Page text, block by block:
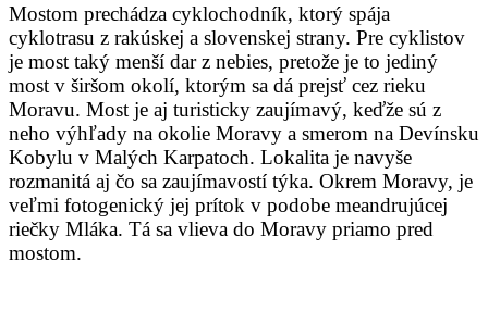
Mostom prechádza cyklochodník, ktorý spája
cyklotrasu z rakúskej a slovenskej strany. Pre cyklistov
je most taký menší dar z nebies, pretože je to jediný
most v širšom okolí, ktorým sa dá prejsť cez rieku
Moravu. Most je aj turisticky zaujímavý, keďže sú z
neho výhľady na okolie Moravy a smerom na Devínsku
Kobylu v Malých Karpatoch. Lokalita je navyše
rozmanitá aj čo sa zaujímavostí týka. Okrem Moravy, je
veľmi fotogenický jej prítok v podobe meandrujúcej
riečky Mláka. Tá sa vlieva do Moravy priamo pred
mostom.